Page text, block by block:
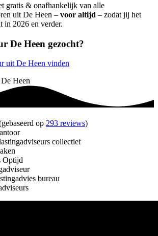
gratis & onafhankelijk van alle
uit De Heen – voor altijd – zodat jij het
in 2026 en verder.
De Heen gezocht?
uit De Heen vinden
op 293 reviews)